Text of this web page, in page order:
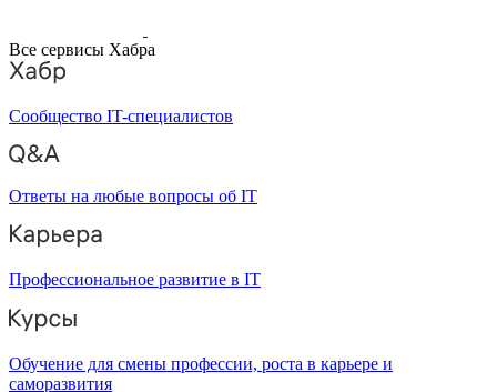
Все сервисы Хабра
Сообщество IT-специалистов
Ответы на любые вопросы об IT
Профессиональное развитие в IT
Обучение для смены профессии, роста в карьере и
саморазвития